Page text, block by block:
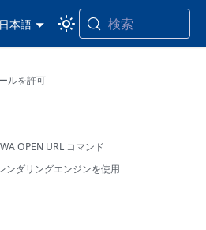
日本語 検索
ルを許可
OPEN URL コマンド
ンダリングエンジンを使用